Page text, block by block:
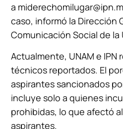
a
caso, informó la Dirección
Comunicación Social de la
Actualmente, UNAM e IPN
técnicos reportados. El
aspirantes sancionados
incluye solo a quienes
prohibidas, lo que afectó
aspirantes.